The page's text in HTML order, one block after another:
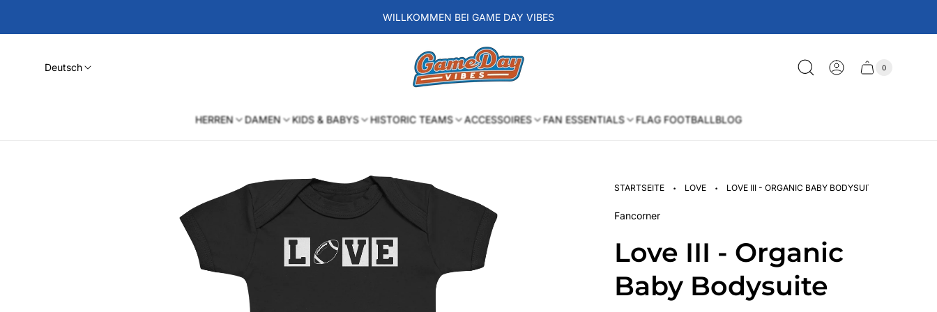
WILLKOMMEN BEI GAME DAY VIBES
Deutsch
Laden-
Logo
Schublade
Anzahl
0
HERREN DAMEN KIDS & BABYS HISTORIC TEAMS ACCESSOIRES FAN ESSENTIALS FLAG FOOTBALLBLOG
STARTSEITE · LOVE · LOVE III - ORGANIC BABY BODYSUITE
Fancorner
Love III - Organic
Baby Bodysuite